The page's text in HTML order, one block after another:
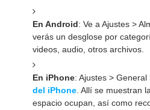
En Android: Ve a Ajustes >
verás un desglose por
videos, audio, otros archivos.
En iPhone: Ajustes > General
del iPhone. Allí se muestran
espacio ocupan, así como